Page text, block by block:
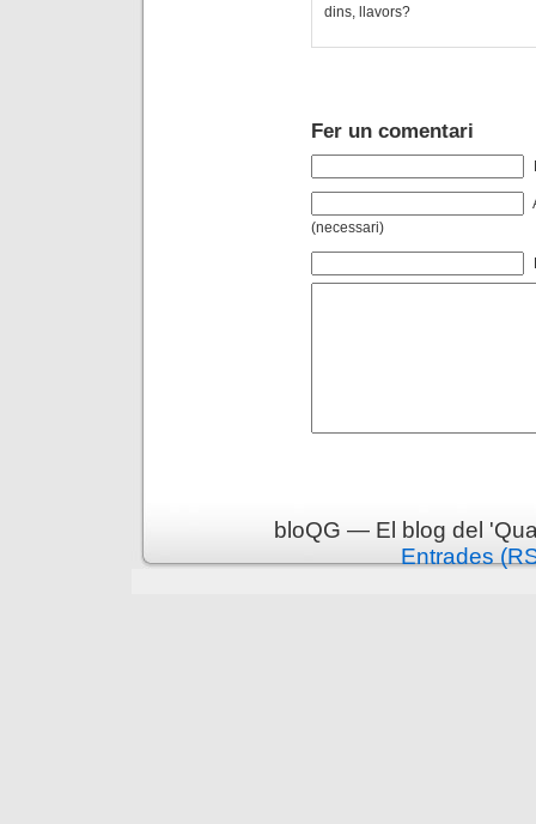
dins, llavors?
Fer un comentari
(necessari)
bloQG — El blog del
Entrades